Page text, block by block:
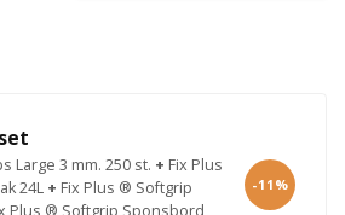
Large 3 mm. 250 st. + Fix Plus
24L + Fix Plus ® Softgrip
-11%